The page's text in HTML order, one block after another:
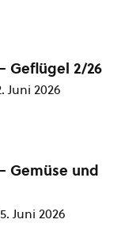
Geflügel 2/26
Juni 2026
Gemüse und
Juni 2026